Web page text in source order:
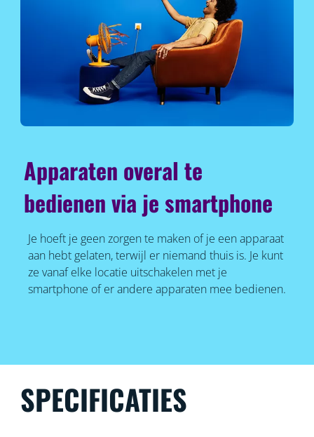
Apparaten overal te
bedienen via je smartphone
Je hoeft je geen zorgen te maken of je een apparaat
aan hebt gelaten, terwijl er niemand thuis is. Je kunt
ze vanaf elke locatie uitschakelen met je
smartphone of er andere apparaten mee bedienen.
SPECIFICATIES